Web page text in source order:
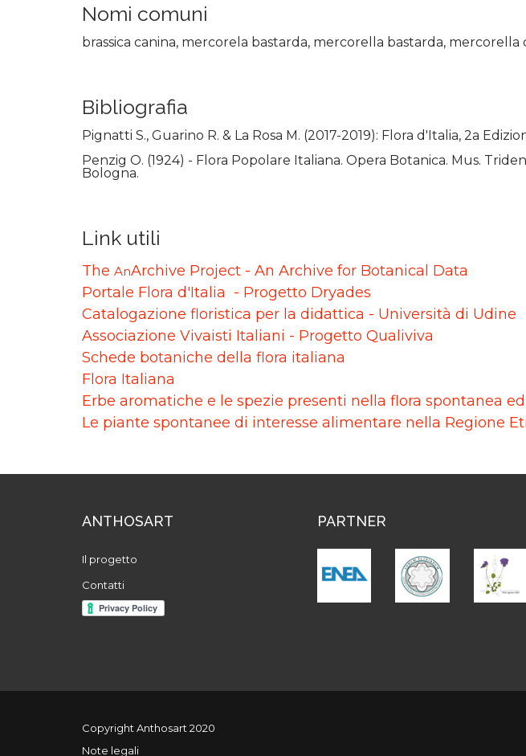
Nomi comuni
brassica canina, mercorela bastarda, mercorella bastarda,
Bibliografia
Pignatti S., Guarino R. & La Rosa M. (2017-2019): Flora d'Italia, 2a
Penzig O. (1924) - Flora Popolare Italiana. Opera Botanica. Mus.
Bologna.
Link utili
The AnArchive Project - An Archive for Botanical Data
Portale Flora d'Italia - Progetto Dryades
Catalogazione floristica per la didattica - Università di Udine
Associazione Vivaisti Italiani - Progetto Qualiviva
Schede botaniche della flora italiana
Flora Italiana
Erbe aromatiche e le spezie presenti nella flora spontanea
Le piante spontanee di interesse alimentare nella Regione
ANTHOSART
Il progetto
Contatti
PARTNER
Copyright Anthosart 2020
Note legali